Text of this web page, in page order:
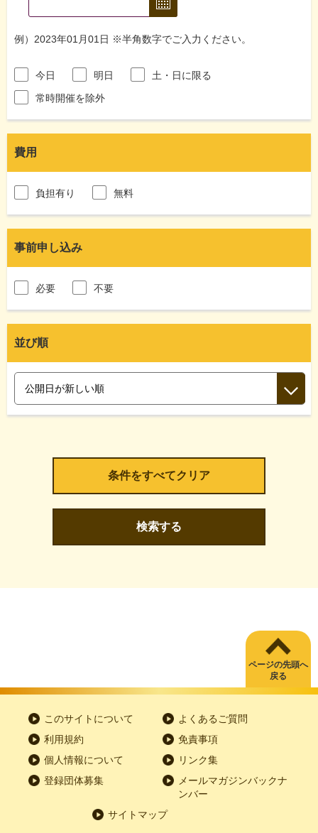
例）2023年01月01日 ※半角数字でご入力ください。
今日 明日
土・日に限る
常時開催を除外
費用
負担有り 無料
事前申し込み
必要 不要
並び順
検索する
ページの先頭へ
戻る
このサイトについて
よくあるご質問
利用規約
免責事項
個人情報について
リンク集
登録団体募集
メールマガジンバックナ
ンバー
サイトマップ